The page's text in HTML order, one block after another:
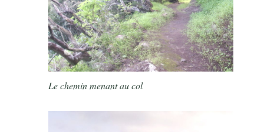
Le chemin menant au col